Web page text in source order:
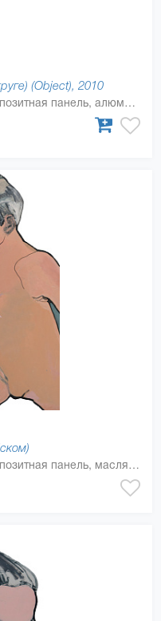
(Object), 2010
147 x 298 см, алюминиевая композитная панель, алюминиевый полимер, масляная краска
235 x 151 см, алюминиевая композитная панель, масляная краска